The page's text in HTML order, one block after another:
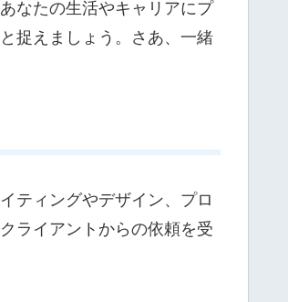
なたの生活やキャリアにプ
捉えましょう。さあ、一緒
ティングやデザイン、プロ
ライアントからの依頼を受